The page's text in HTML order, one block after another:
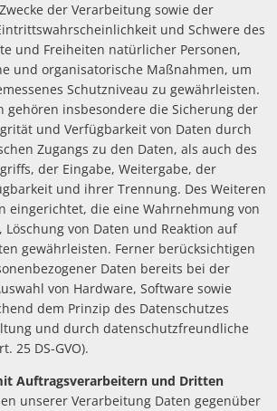
der Verarbeitung sowie der
und Schwere des
und Freiheiten natürlicher Personen,
und organisatorische Maßnahmen, um
Schutzniveau zu gewährleisten.
gehören insbesondere die Sicherung der
und Verfügbarkeit von Daten durch
Zugangs zu den Daten, als auch des
der Eingabe, Weitergabe, der
und ihrer Trennung. Des Weiteren
eingerichtet, die eine Wahrnehmung von
von Daten und Reaktion auf
gewährleisten. Ferner berücksichtigen
Daten bereits bei der
von Hardware, Software sowie
dem Prinzip des Datenschutzes
und durch datenschutzfreundliche
25 DS-GVO).
Auftragsverarbeitern und Dritten
unserer Verarbeitung Daten gegenüber